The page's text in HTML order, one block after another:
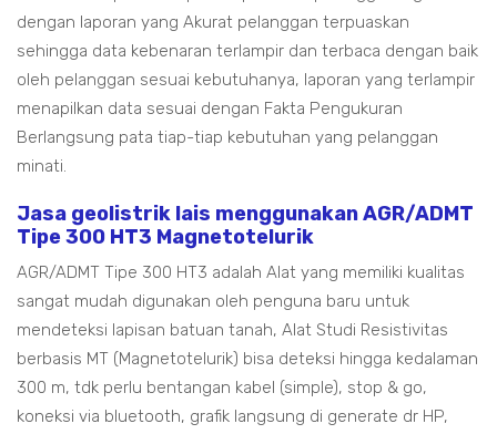
dengan laporan yang Akurat pelanggan terpuaskan
sehingga data kebenaran terlampir dan terbaca dengan baik
oleh pelanggan sesuai kebutuhanya, laporan yang terlampir
menapilkan data sesuai dengan Fakta Pengukuran
Berlangsung pata tiap-tiap kebutuhan yang pelanggan
minati.
Jasa geolistrik lais menggunakan AGR/ADMT
Tipe 300 HT3 Magnetotelurik
AGR/ADMT Tipe 300 HT3 adalah Alat yang memiliki kualitas
sangat mudah digunakan oleh penguna baru untuk
mendeteksi lapisan batuan tanah, Alat Studi Resistivitas
berbasis MT (Magnetotelurik) bisa deteksi hingga kedalaman
300 m, tdk perlu bentangan kabel (simple), stop & go,
koneksi via bluetooth, grafik langsung di generate dr HP,